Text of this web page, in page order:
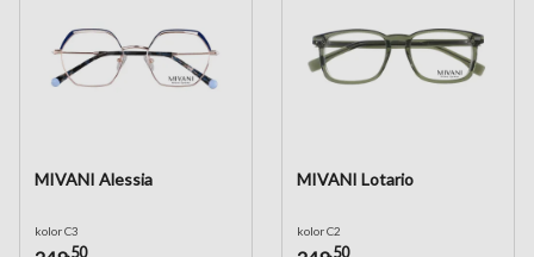
MIVANI Alessia
kolor C3
,50
MIVANI Lotario
kolor C2
,50